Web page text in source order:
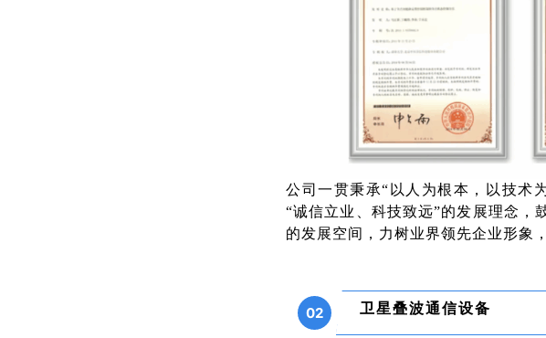
公司一贯秉承“以人为根本，以技术
“诚信立业、科技致远”的发展理念，
的发展空间，力树业界领先企业形象
02 卫星叠波通信设备